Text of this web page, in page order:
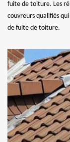
fuite de toiture. Les
couvreurs qualifiés
de fuite de toiture.